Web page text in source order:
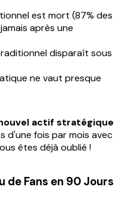
est mort (87% des
après une
disparaît sous
ne vaut presque
actif stratégique
d'une fois par mois avec
êtes déjà oublié !
Fans en 90 Jours